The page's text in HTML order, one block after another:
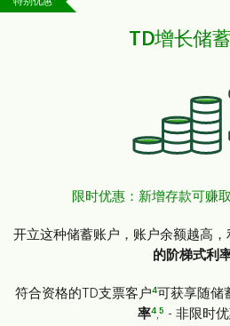
TD增长储
限时优惠：新增存款可赚
开立这种储蓄账户，账户余额越高
的阶梯式利
符合资格的TD支票客户4可获享随储
率4,5 - 非限时优